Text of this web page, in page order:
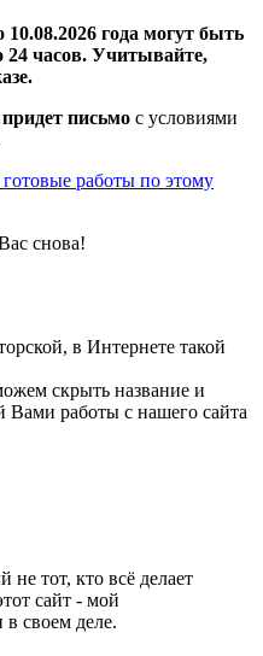
года могут быть
24 часов. Учитывайте,
придет письмо с условиями
готовые работы по этому
снова!
в Интернете такой
скрыть название и
Вами работы с нашего сайта
тот, кто всё делает
сайт - мой
своем деле.